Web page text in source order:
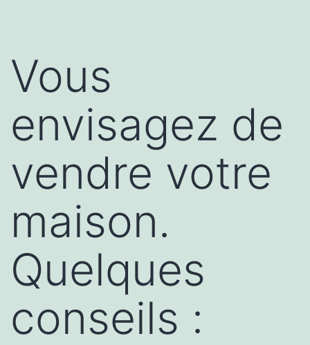
Vous
envisagez de
vendre votre
maison.
Quelques
conseils :